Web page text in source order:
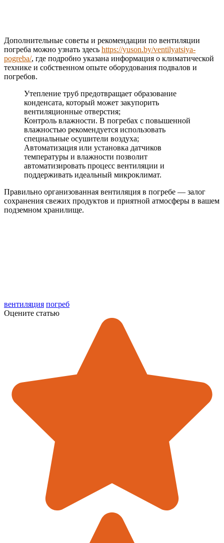
Дополнительные советы и рекомендации по вентиляции
погреба можно узнать здесь https://yuson.by/ventilyatsiya-
pogreba/, где подробно указана информация о климатической
технике и собственном опыте оборудования подвалов и
погребов.
Утепление труб предотвращает образование
конденсата, который может закупорить
вентиляционные отверстия;
Контроль влажности. В погребах с повышенной
влажностью рекомендуется использовать
специальные осушители воздуха;
Автоматизация или установка датчиков
температуры и влажности позволит
автоматизировать процесс вентиляции и
поддерживать идеальный микроклимат.
Правильно организованная вентиляция в погребе — залог
сохранения свежих продуктов и приятной атмосферы в вашем
подземном хранилище.
вентиляция погреб
Оцените статью